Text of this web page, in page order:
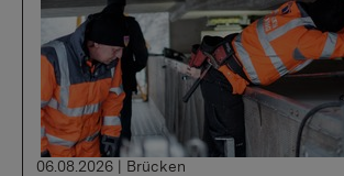
06.08.2026 | Brücken